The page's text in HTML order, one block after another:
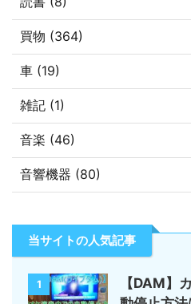
買物 (364)
車 (19)
雑記 (1)
音楽 (46)
音響機器 (80)
当サイトの人気記事
1
【DAM】